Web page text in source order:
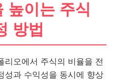
높이는 주식
방법
리오에서 주식의 비율을 전
성과 수익성을 동시에 향상